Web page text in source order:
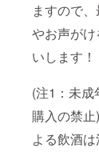
ますので
やお声が
いします！
(注1：未
購入の禁
よる飲酒